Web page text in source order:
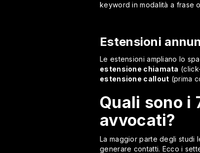
keyword in modalità a frase
Estensioni
Le estensioni ampliano lo
estensione chiamata
estensione callout (prima
Quali sono i
avvocati?
La maggior parte degli studi
generare contatti. Ecco i